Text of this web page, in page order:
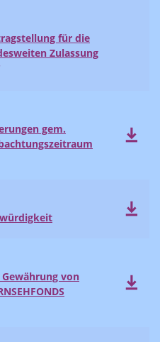
für die
Zulassung
gem.
von